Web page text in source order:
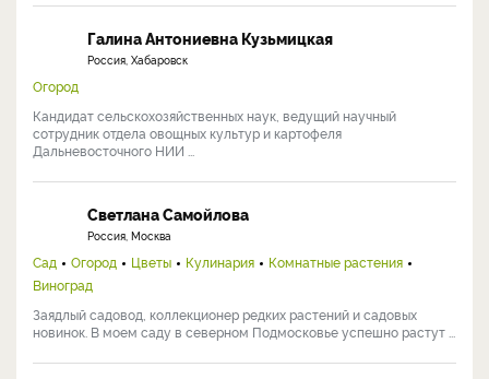
Галина Антониевна Кузьмицкая
Россия, Хабаровск
Огород
Кандидат сельскохозяйственных наук, ведущий научный
сотрудник отдела овощных культур и картофеля
Дальневосточного НИИ ...
Светлана Самойлова
Россия, Москва
Сад Огород Цветы Кулинария
Комнатные растения
Виноград
Заядлый садовод, коллекционер редких растений и садовых
новинок. В моем саду в северном Подмосковье успешно растут ...